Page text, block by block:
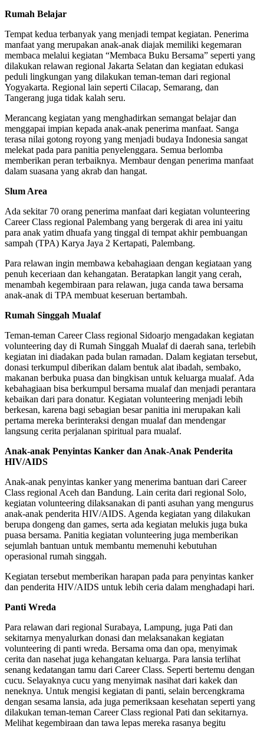
Rumah Belajar
Tempat kedua terbanyak yang menjadi tempat kegiatan. Penerima
manfaat yang merupakan anak-anak diajak memiliki kegemaran
membaca melalui kegiatan “Membaca Buku Bersama” seperti yang
dilakukan relawan regional Jakarta Selatan dan kegiatan edukasi
peduli lingkungan yang dilakukan teman-teman dari regional
Yogyakarta. Regional lain seperti Cilacap, Semarang, dan
Tangerang juga tidak kalah seru.
Merancang kegiatan yang menghadirkan semangat belajar dan
menggapai impian kepada anak-anak penerima manfaat. Sanga
terasa nilai gotong royong yang menjadi budaya Indonesia sangat
melekat pada para panitia penyelenggara. Semua berlomba
memberikan peran terbaiknya. Membaur dengan penerima manfaat
dalam suasana yang akrab dan hangat.
Slum Area
Ada sekitar 70 orang penerima manfaat dari kegiatan volunteering
Career Class regional Palembang yang bergerak di area ini yaitu
para anak yatim dhuafa yang tinggal di tempat akhir pembuangan
sampah (TPA) Karya Jaya 2 Kertapati, Palembang.
Para relawan ingin membawa kebahagiaan dengan kegiataan yang
penuh keceriaan dan kehangatan. Beratapkan langit yang cerah,
menambah kegembiraan para relawan, juga canda tawa bersama
anak-anak di TPA membuat keseruan bertambah.
Rumah Singgah Mualaf
Teman-teman Career Class regional Sidoarjo mengadakan kegiatan
volunteering day di Rumah Singgah Mualaf di daerah sana, terlebih
kegiatan ini diadakan pada bulan ramadan. Dalam kegiatan tersebut,
donasi terkumpul diberikan dalam bentuk alat ibadah, sembako,
makanan berbuka puasa dan bingkisan untuk keluarga mualaf. Ada
kebahagiaan bisa berkumpul bersama mualaf dan menjadi perantara
kebaikan dari para donatur. Kegiatan volunteering menjadi lebih
berkesan, karena bagi sebagian besar panitia ini merupakan kali
pertama mereka berinteraksi dengan mualaf dan mendengar
langsung cerita perjalanan spiritual para mualaf.
Anak-anak Penyintas Kanker dan Anak-Anak Penderita
HIV/AIDS
Anak-anak penyintas kanker yang menerima bantuan dari Career
Class regional Aceh dan Bandung. Lain cerita dari regional Solo,
kegiatan volunteering dilaksanakan di panti asuhan yang mengurus
anak-anak penderita HIV/AIDS. Agenda kegiatan yang dilakukan
berupa dongeng dan games, serta ada kegiatan melukis juga buka
puasa bersama. Panitia kegiatan volunteering juga memberikan
sejumlah bantuan untuk membantu memenuhi kebutuhan
operasional rumah singgah.
Kegiatan tersebut memberikan harapan pada para penyintas kanker
dan penderita HIV/AIDS untuk lebih ceria dalam menghadapi hari.
Panti Wreda
Para relawan dari regional Surabaya, Lampung, juga Pati dan
sekitarnya menyalurkan donasi dan melaksanakan kegiatan
volunteering di panti wreda. Bersama oma dan opa, menyimak
cerita dan nasehat juga kehangatan keluarga. Para lansia terlihat
senang kedatangan tamu dari Career Class. Seperti bertemu dengan
cucu. Selayaknya cucu yang menyimak nasihat dari kakek dan
neneknya. Untuk mengisi kegiatan di panti, selain bercengkrama
dengan sesama lansia, ada juga pemeriksaan kesehatan seperti yang
dilakukan teman-teman Career Class regional Pati dan sekitarnya.
Melihat kegembiraan dan tawa lepas mereka rasanya begitu